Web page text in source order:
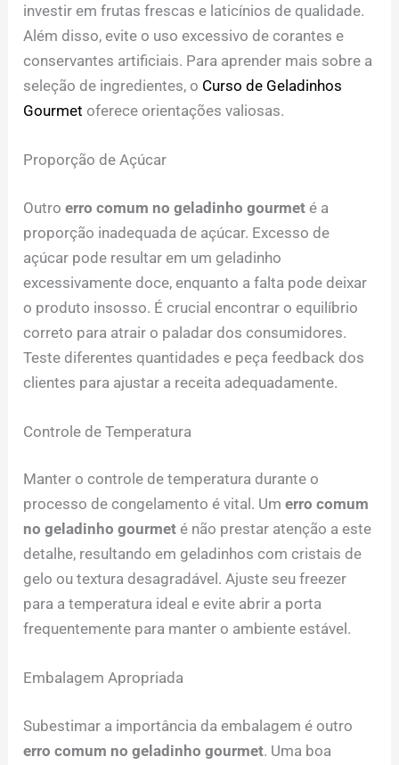
investir em frutas frescas e laticínios de qualidade.
Além disso, evite o uso excessivo de corantes e
conservantes artificiais. Para aprender mais sobre a
seleção de ingredientes, o Curso de Geladinhos
Gourmet oferece orientações valiosas.
Proporção de Açúcar
Outroerro comum no geladinho gourmet é a
proporção inadequada de açúcar. Excesso de
açúcar pode resultar em um geladinho
excessivamente doce, enquanto a falta pode deixar
o produto insosso. É crucial encontrar o equilíbrio
correto para atrair o paladar dos consumidores.
Teste diferentes quantidades e peça feedback dos
clientes para ajustar a receita adequadamente.
Controle de Temperatura
Manter o controle de temperatura durante o
processo de congelamento é vital. Umerro comum
no geladinho gourmet é não prestar atenção a este
detalhe, resultando em geladinhos com cristais de
gelo ou textura desagradável. Ajuste seu freezer
para a temperatura ideal e evite abrir a porta
frequentemente para manter o ambiente estável.
Embalagem Apropriada
Subestimar a importância da embalagem é outro
erro comum no geladinho gourmet. Uma boa